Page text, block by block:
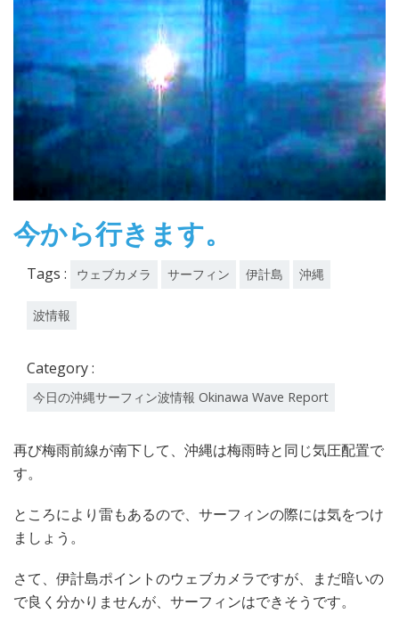
今から行きます。
Tags : ウェブカメラ サーフィン 伊計島 沖縄
波情報
Category :
今日の沖縄サーフィン波情報 Okinawa Wave Report
再び梅雨前線が南下して、沖縄は梅雨時と同じ気圧配置で
す。
ところにより雷もあるので、サーフィンの際には気をつけ
ましょう。
さて、伊計島ポイントのウェブカメラですが、まだ暗いの
で良く分かりませんが、サーフィンはできそうです。